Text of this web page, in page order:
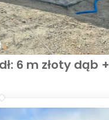
6 m złoty dąb +